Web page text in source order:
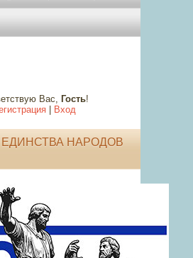
Вас, Гость!
| Вход
ЕДИНСТВА НАРОДОВ